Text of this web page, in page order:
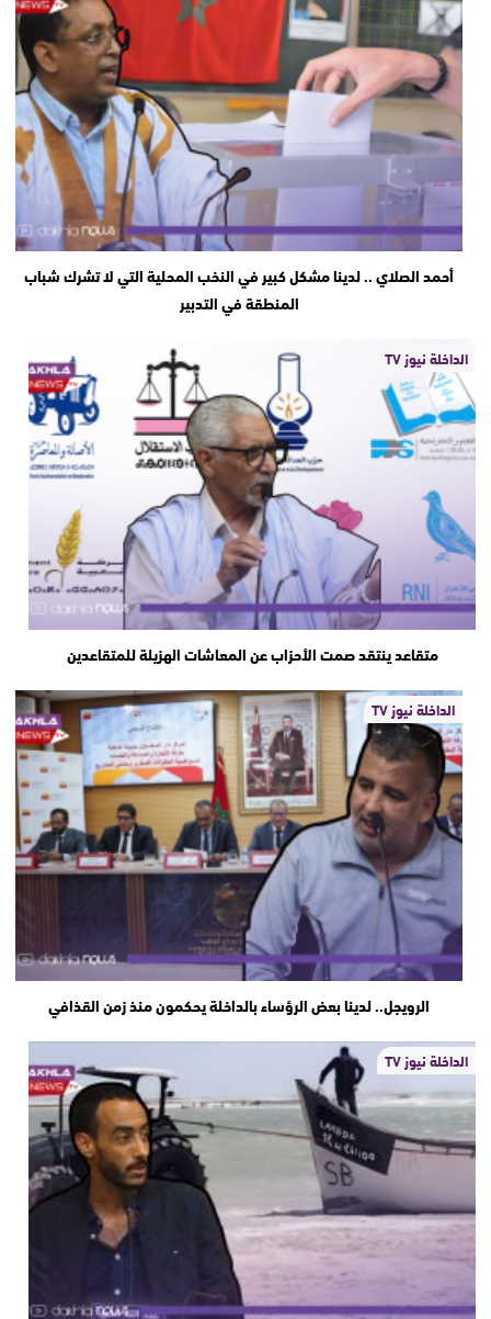
أحمد الصلاي .. لدينا مشكل كبير في النخب المحلية التي لا تشرك شباب
المنطقة في التدبير
الداخلة نيوز TV
متقاعد ينتقد صمت الأحزاب عن المعاشات الهزيلة للمتقاعدين
الداخلة نيوز TV
الرويجل.. لدينا بعض الرؤساء بالداخلة يحكمون منذ زمن القذافي
الداخلة نيوز TV